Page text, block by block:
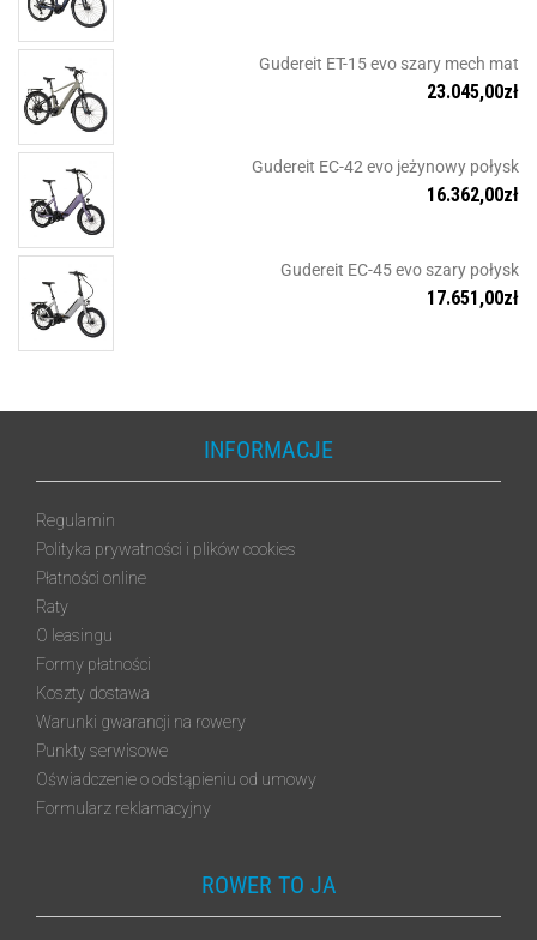
Gudereit ET-15 evo szary mech mat
23.045,00zł
Gudereit EC-42 evo jeżynowy połysk
16.362,00zł
Gudereit EC-45 evo szary połysk
17.651,00zł
INFORMACJE
Regulamin
Polityka prywatności i plików cookies
Płatności online
Raty
O leasingu
Formy płatności
Koszty dostawa
Warunki gwarancji na rowery
Punkty serwisowe
Oświadczenie o odstąpieniu od umowy
Formularz reklamacyjny
ROWER TO JA